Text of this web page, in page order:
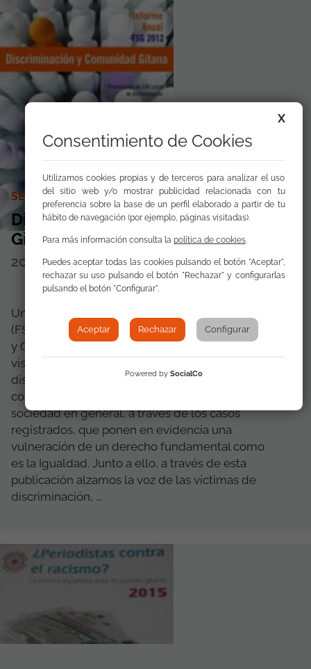
SERIE CUADERNOS TÉCNICOS
Discriminación y Comunidad
Gitana 2012 Informe anual FSG
2013 Disponible paradescargar
Un año más la Fundación Secretariado Gitano
(FSG), presenta su Informe sobre Discriminación
y Comunidad Gitana, cuyo objetivo principal es
visibilizar, sensibilizar y denunciar la
discriminación cotidiana que padece la
comunidad gitana a la Administración y a la
sociedad en general, a través de los casos
registrados, que ponen en evidencia una
vulneración de un derecho fundamental como
es la Igualdad. Junto a ello, a través de esta
publicación alzamos la voz de las víctimas de
discriminación, ...
X
Consentimiento de Cookies
Utilizamos cookies propias y de terceros para analizar el uso
del sitio web y/o mostrar publicidad relacionada con tu
preferencia sobre la base de un perfil elaborado a partir de tu
hábito de navegación (por ejemplo, páginas visitadas).
Para más información consulta la política de cookies.
Puedes aceptar todas las cookies pulsando el botón "Aceptar",
rechazar su uso pulsando el botón "Rechazar" y configurarlas
pulsando el botón "Configurar".
Aceptar Rechazar Configurar
Powered by SocialCo